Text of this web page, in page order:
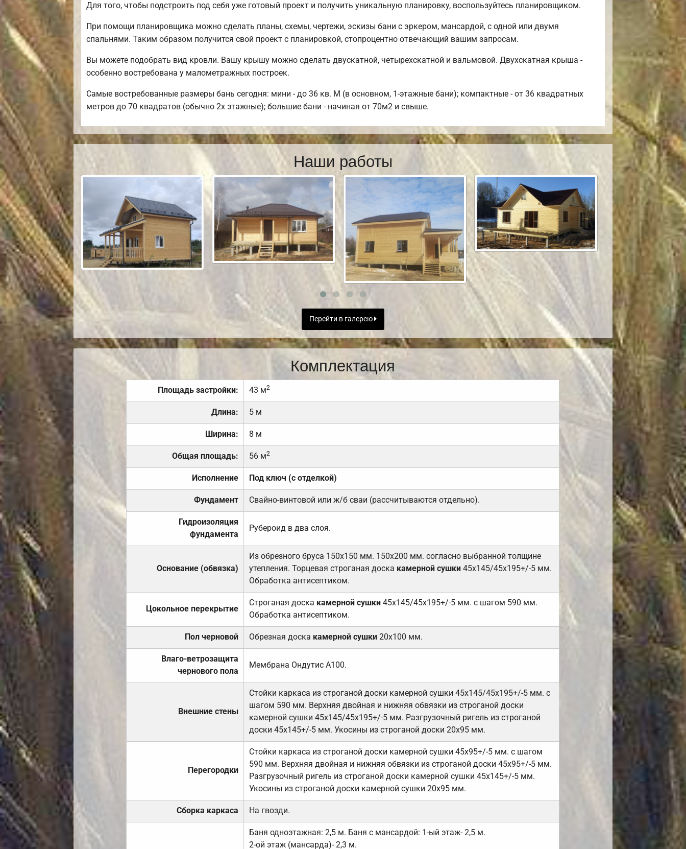
Для того, чтобы подстроить под себя уже готовый проект и получить уникальную планировку, воспользуйтесь планировщиком.
При помощи планировщика можно сделать планы, схемы, чертежи, эскизы бани с эркером, мансардой, с одной или двумя
спальнями. Таким образом получится свой проект с планировкой, стопроцентно отвечающий вашим запросам.
Вы можете подобрать вид кровли. Вашу крышу можно сделать двускатной, четырехскатной и вальмовой. Двухскатная крыша -
особенно востребована у малометражных построек.
Самые востребованные размеры бань сегодня: мини - до 36 кв. М (в основном, 1-этажные бани); компактные - от 36 квадратных
метров до 70 квадратов (обычно 2х этажные); большие бани - начиная от 70м2 и свыше.
Наши работы
Перейти в галерею
Комплектация
Площадь застройки: 43 м2
Длина: 5 м
Ширина: 8 м
Общая площадь: 56 м2
Исполнение Под ключ (с отделкой)
Фундамент Свайно-винтовой или ж/б сваи (рассчитываются отдельно).
Гидроизоляция
фундамента
Рубероид в два слоя.
Основание (обвязка)
Из обрезного бруса 150х150 мм. 150х200 мм. согласно выбранной толщине
утепления. Торцевая строганая доска камерной сушки45х145/45х195+/-5 мм.
Обработка антисептиком.
Цокольное перекрытие
Строганая доска камерной сушки 45х145/45х195+/-5 мм. с шагом 590 мм.
Обработка антисептиком.
Пол черновой Обрезная доска камерной сушки20х100 мм.
Влаго-ветрозащита
чернового пола
Мембрана Ондутис А100.
Внешние стены
Стойки каркаса из строганой доски камерной сушки 45х145/45х195+/-5 мм. с
шагом 590 мм. Верхняя двойная и нижняя обвязки из строганой доски
камерной сушки 45х145/45х195+/-5 мм. Разгрузочный ригель из строганой
доски 45х145+/-5 мм. Укосины из строганой доски 20х95 мм.
Перегородки
Стойки каркаса из строганой доски камерной сушки 45х95+/-5 мм. с шагом
590 мм. Верхняя двойная и нижняя обвязки из строганой доски 45х95+/-5 мм.
Разгрузочный ригель из строганой доски камерной сушки 45х145+/-5 мм.
Укосины из строганой доски камерной сушки 20х95 мм.
Сборка каркаса На гвозди.
Баня одноэтажная: 2,5 м. Баня с мансардой: 1-ый этаж- 2,5 м.
2-ой этаж (мансарда)- 2,3 м.